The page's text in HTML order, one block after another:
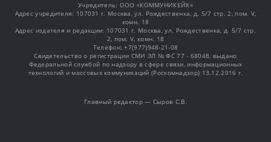
Учредитель: OOO «КОММУНИКЕЙК»
Адрес учредителя: 107031 г. Москва, ул. Рождественка, д. 5/7 стр. 2, пом. V,
комн. 18
Адрес издателя и редакции: 107031 г. Москва, ул. Рождественка, д. 5/7 стр.
2, пом. V, комн. 18
Телефон: +7(977)948-21-08
Свидетельство о регистрации СМИ ЭЛ № ФС 77 - 68048, выдано
Федеральной службой по надзору в сфере связи, информационных
технологий и массовых коммуникаций (Роскомнадзор) 13.12.2016 г.
Главный редактор — Сыров С.В.